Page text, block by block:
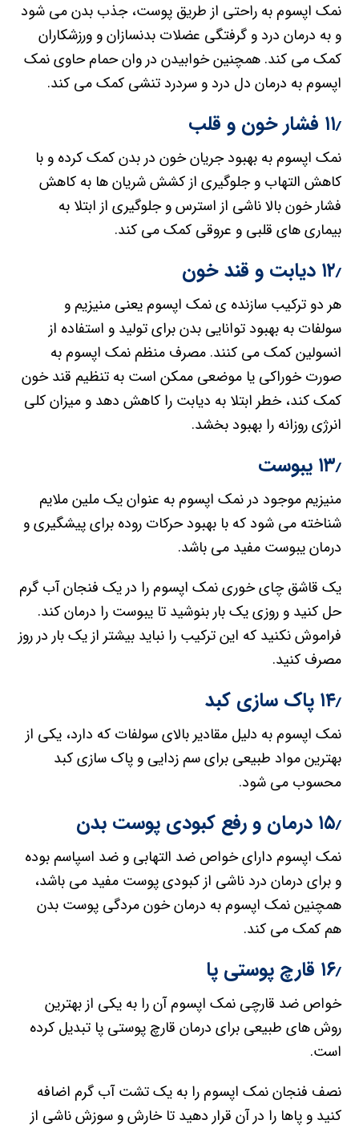
نمک اپسوم به راحتی از طریق پوست، جذب بدن می شود
و به درمان درد و گرفتگی عضلات بدنسازان و ورزشکاران
کمک می کند. همچنین خوابیدن در وان حمام حاوی نمک
اپسوم به درمان دل درد و سردرد تنشی کمک می کند.
۱۱٫ فشار خون و قلب
نمک اپسوم به بهبود جریان خون در بدن کمک کرده و با
کاهش التهاب و جلوگیری از کشش شریان ها به کاهش
فشار خون بالا ناشی از استرس و جلوگیری از ابتلا به
بیماری های قلبی و عروقی کمک می کند.
۱۲٫ دیابت و قند خون
هر دو ترکیب سازنده ی نمک اپسوم یعنی منیزیم و
سولفات به بهبود توانایی بدن برای تولید و استفاده از
انسولین کمک می کنند. مصرف منظم نمک اپسوم به
صورت خوراکی یا موضعی ممکن است به تنظیم قند خون
کمک کند، خطر ابتلا به دیابت را کاهش دهد و میزان کلی
انرژی روزانه را بهبود بخشد.
۱۳٫ یبوست
منیزیم موجود در نمک اپسوم به عنوان یک ملین ملایم
شناخته می شود که با بهبود حرکات روده برای پیشگیری و
درمان یبوست مفید می باشد.
یک قاشق چای خوری نمک اپسوم را در یک فنجان آب گرم
حل کنید و روزی یک بار بنوشید تا یبوست را درمان کند.
فراموش نکنید که این ترکیب را نباید بیشتر از یک بار در روز
مصرف کنید.
۱۴٫ پاک سازی کبد
نمک اپسوم به دلیل مقادیر بالای سولفات که دارد، یکی از
بهترین مواد طبیعی برای سم زدایی و پاک سازی کبد
محسوب می شود.
۱۵٫ درمان و رفع کبودی پوست بدن
نمک اپسوم دارای خواص ضد التهابی و ضد اسپاسم بوده
و برای درمان درد ناشی از کبودی پوست مفید می باشد،
همچنین نمک اپسوم به درمان خون مردگی پوست بدن
هم کمک می کند.
۱۶٫ قارچ پوستی پا
خواص ضد قارچی نمک اپسوم آن را به یکی از بهترین
روش های طبیعی برای درمان قارچ پوستی پا تبدیل کرده
است.
نصف فنجان نمک اپسوم را به یک تشت آب گرم اضافه
کنید و پاها را در آن قرار دهید تا خارش و سوزش ناشی از